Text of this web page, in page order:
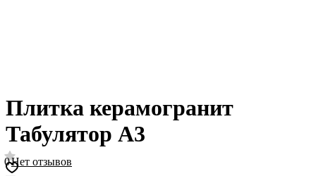
Плитка керамогранит
Табулятор А3
0Нет отзывов